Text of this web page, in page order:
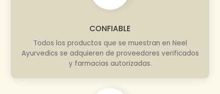
CONFIABLE
Todos los productos que se muestran en Neel
Ayurvedics se adquieren de proveedores verificados
y farmacias autorizadas.